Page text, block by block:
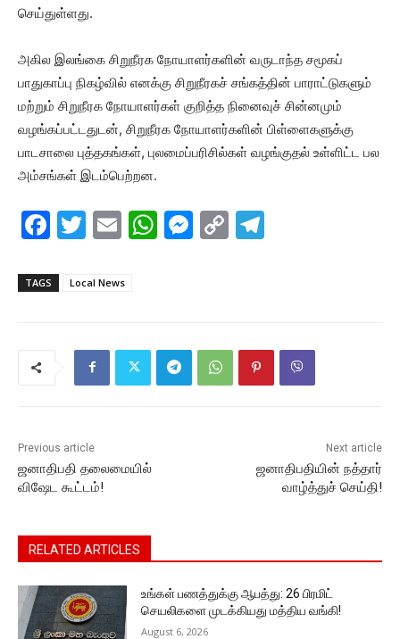
செய்துள்ளது.
அகில இலங்கை சிறுநீரக நோயாளர்களின் வருடாந்த சமூகப்
பாதுகாப்பு நிகழ்வில் எனக்கு சிறுநீரகச் சங்கத்தின் பாராட்டுகளும்
மற்றும் சிறுநீரக நோயாளர்கள் குறித்த நினைவுச் சின்னமும்
வழங்கப்பட்டதுடன், சிறுநீரக நோயாளர்களின் பிள்ளைகளுக்கு
பாடசாலை புத்தகங்கள், புலமைப்பரிசில்கள் வழங்குதல் உள்ளிட்ட பல
அம்சங்கள் இடம்பெற்றன.
F
c
T
itt
E
ai
W
p
p
M
n
g
C
k
TAGS Local News
Previous article
ஜனாதிபதி தலைமையில்
விஷேட கூட்டம்!
Next article
ஜனாதிபதியின் நத்தார்
வாழ்த்துச் செய்தி!
RELATED ARTICLES
உங்கள் பணத்துக்கு ஆபத்து: 26 பிரமிட்
செயலிகளை முடக்கியது மத்திய வங்கி!
August 6, 2026